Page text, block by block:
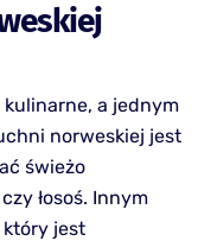
a jednym
norweskiej jest
świeżo
łosoś. Innym
jest